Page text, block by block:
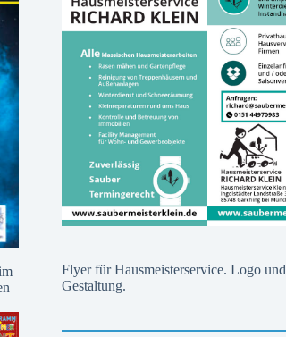
Flyer für Hausmeisterservice. Logo und
Gestaltung.